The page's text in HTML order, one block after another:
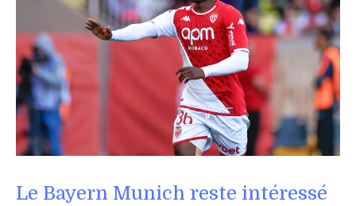
Le Bayern Munich reste intéressé